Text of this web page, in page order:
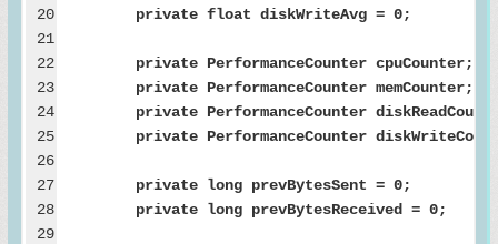
20
21
22
23
24
25
26
27
28
29
private float diskWriteAvg = 0;
private PerformanceCounter cpuCounter;
private PerformanceCounter memCounter;
private PerformanceCounter
private PerformanceCounter
private long prevBytesSent = 0;
private long prevBytesReceived = 0;